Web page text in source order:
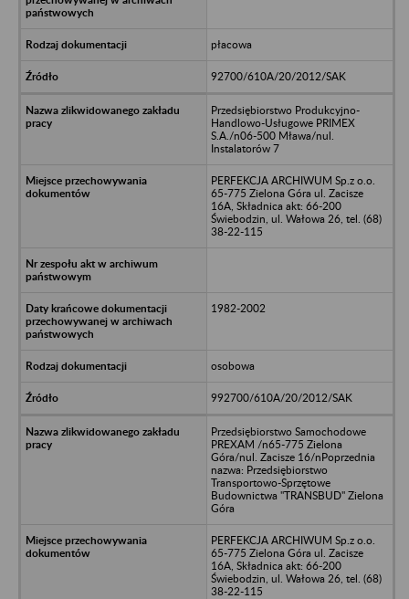
płacowa
92700/610A/20/2012/SAK
Przedsiębiorstwo Produkcyjno-
Handlowo-Usługowe PRIMEX
S.A./n06-500 Mława/nul.
Instalatorów 7
PERFEKCJA ARCHIWUM Sp.z o.o.
65-775 Zielona Góra ul. Zacisze
16A, Składnica akt: 66-200
Świebodzin, ul. Wałowa 26, tel. (68)
38-22-115
1982-2002
osobowa
992700/610A/20/2012/SAK
Przedsiębiorstwo Samochodowe
PREXAM /n65-775 Zielona
Góra/nul. Zacisze 16/nPoprzednia
nazwa: Przedsiębiorstwo
Transportowo-Sprzętowe
Budownictwa "TRANSBUD" Zielona
Góra
PERFEKCJA ARCHIWUM Sp.z o.o.
65-775 Zielona Góra ul. Zacisze
16A, Składnica akt: 66-200
Świebodzin, ul. Wałowa 26, tel. (68)
38-22-115